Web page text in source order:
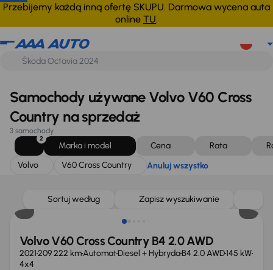
Przebijemy każdą inną ofertę SKUPU. Darmowa wycena auta
online TU.
Volvo V60 Cross Country Anuluj wszystko
Samochody używane Volvo V60 Cross
Country na sprzedaż
3 samochody
2
Marka i model Cena Rata
Volvo
V60 Cross Country Anuluj wszystko
Sortuj według Zapisz wyszukiwanie
Taniej o 2 000 zł
Volvo V60 Cross Country B4 2.0 AWD
2021209 222 kmAutomatDiesel + HybrydaB4 2.0 AWD145 kW
4x4